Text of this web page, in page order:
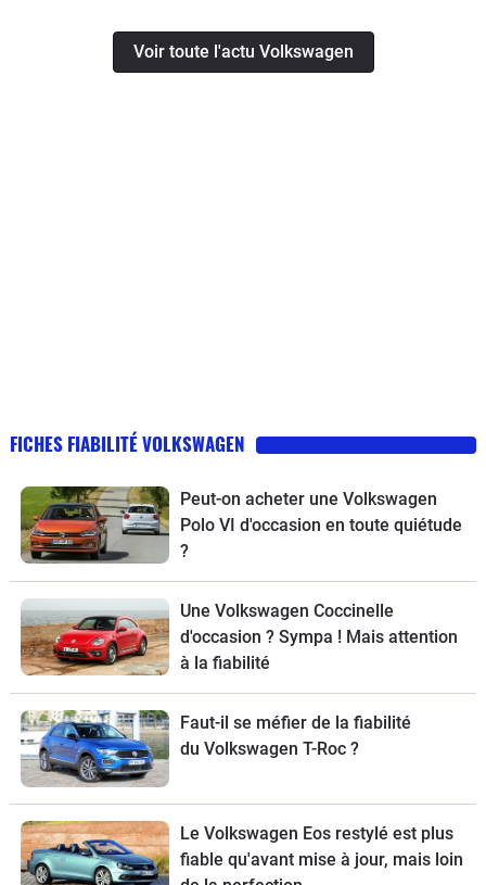
Voir toute l'actu Volkswagen
FICHES FIABILITÉ VOLKSWAGEN
Peut-on acheter une Volkswagen
Polo VI d'occasion en toute quiétude
?
Une Volkswagen Coccinelle
d'occasion ? Sympa ! Mais attention
à la fiabilité
Faut-il se méfier de la fiabilité
du Volkswagen T-Roc ?
Le Volkswagen Eos restylé est plus
fiable qu'avant mise à jour, mais loin